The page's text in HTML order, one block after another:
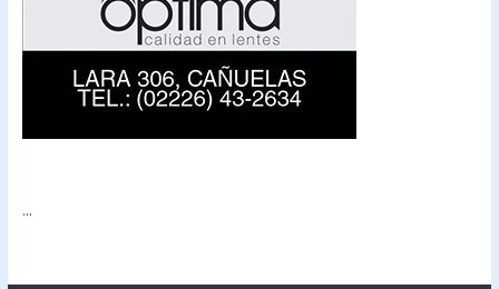
...